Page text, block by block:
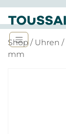
Shop / Uhren /
mm